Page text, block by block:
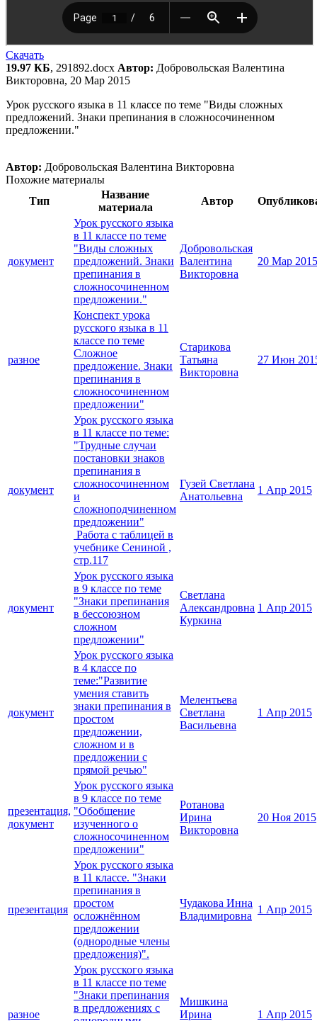
Скачать
19.97 КБ, 291892.docx Автор: Добровольская Валентина
Викторовна, 20 Мар 2015
Урок русского языка в 11 классе по теме "Виды сложных
предложений. Знаки препинания в сложносочиненном
предложении."
Автор: Добровольская Валентина Викторовна
Похожие материалы
Тип
Название
материала
Автор
документ
Урок русского языка
в 11 классе по теме
"Виды сложных
предложений. Знаки
препинания в
сложносочиненном
предложении."
Добровольская
Валентина
Викторовна
20 Мар 2015
разное
Конспект урока
русского языка в 11
классе по теме
Сложное
предложение. Знаки
препинания в
сложносочиненном
предложении"
Старикова
Татьяна
Викторовна
27 Июн
документ
Урок русского языка
в 11 классе по теме:
"Трудные случаи
постановки знаков
препинания в
сложносочиненном
и
сложноподчиненном
предложении"
Работа с таблицей в
учебнике Сениной ,
стр.117
Гузей Светлана
Анатольевна
1 Апр 2015
документ
Урок русского языка
в 9 классе по теме
"Знаки препинания
в бессоюзном
сложном
предложении"
Светлана
Александровна
Куркина
1 Апр 2015
документ
Урок русского языка
в 4 классе по
теме:"Развитие
умения ставить
знаки препинания в
простом
предложении,
сложном и в
предложении с
прямой речью"
Мелентьева
Светлана
Васильевна
1 Апр 2015
презентация,
документ
Урок русского языка
в 9 классе по теме
"Обобщение
изученного о
сложносочиненном
предложении"
Ротанова
Ирина
Викторовна
20 Ноя 2015
презентация
Урок русского языка
в 11 классе. "Знаки
препинания в
простом
осложнённом
предложении
(однородные члены
предложения)".
Чудакова Инна
Владимировна
1 Апр 2015
разное
Урок русского языка
в 11 классе по теме
"Знаки препинания
в предложениях с
Мишкина
Ирина
1 Апр 2015